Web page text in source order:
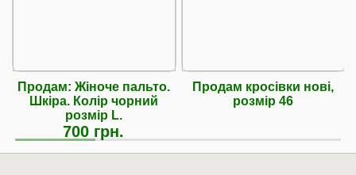
Продам: Жіноче пальто.
Шкіра. Колір чорний
розмір L.
700 грн.
Продам кросівки нові,
розмір 46